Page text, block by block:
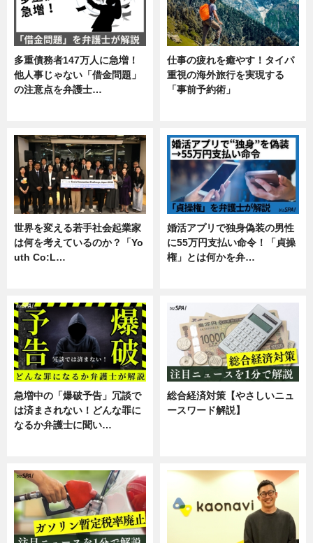
多重債務者147万人に急増！
他人事じゃない「借金問題」
の注意点を弁護士…
仕事の疲れを癒やす！タイパ
重視の海外旅行を実現する
「事前予約術」
世界を変える若手社会起業家
は何を考えているのか？「Yo
uth Co:L…
婚活アプリで独身偽装の男性
に55万円支払い命令！「貞操
権」とは何かを弁…
急増中の「爆破予告」冗談で
は済まされない！どんな罪に
なるか弁護士に聞い…
総合経済対策【やさしいニュ
ースワード解説】